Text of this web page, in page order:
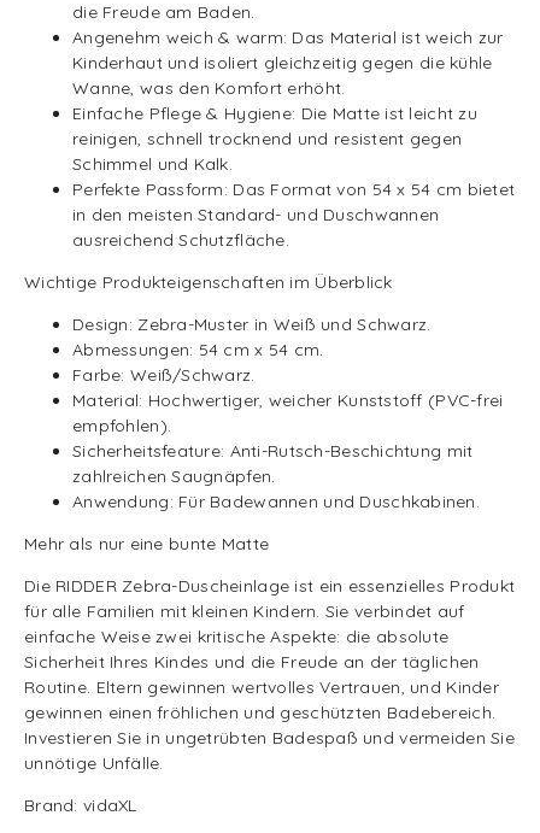
die Freude am Baden.
Angenehm weich & warm: Das Material ist weich zur
Kinderhaut und isoliert gleichzeitig gegen die kühle
Wanne, was den Komfort erhöht.
Einfache Pflege & Hygiene: Die Matte ist leicht zu
reinigen, schnell trocknend und resistent gegen
Schimmel und Kalk.
Perfekte Passform: Das Format von 54 x 54 cm bietet
in den meisten Standard- und Duschwannen
ausreichend Schutzfläche.
Wichtige Produkteigenschaften im Überblick
Design: Zebra-Muster in Weiß und Schwarz.
Abmessungen: 54 cm x 54 cm.
Farbe: Weiß/Schwarz.
Material: Hochwertiger, weicher Kunststoff (PVC-frei
empfohlen).
Sicherheitsfeature: Anti-Rutsch-Beschichtung mit
zahlreichen Saugnäpfen.
Anwendung: Für Badewannen und Duschkabinen.
Mehr als nur eine bunte Matte
Die RIDDER Zebra-Duscheinlage ist ein essenzielles Produkt
für alle Familien mit kleinen Kindern. Sie verbindet auf
einfache Weise zwei kritische Aspekte: die absolute
Sicherheit Ihres Kindes und die Freude an der täglichen
Routine. Eltern gewinnen wertvolles Vertrauen, und Kinder
gewinnen einen fröhlichen und geschützten Badebereich.
Investieren Sie in ungetrübten Badespaß und vermeiden Sie
unnötige Unfälle.
Brand: vidaXL